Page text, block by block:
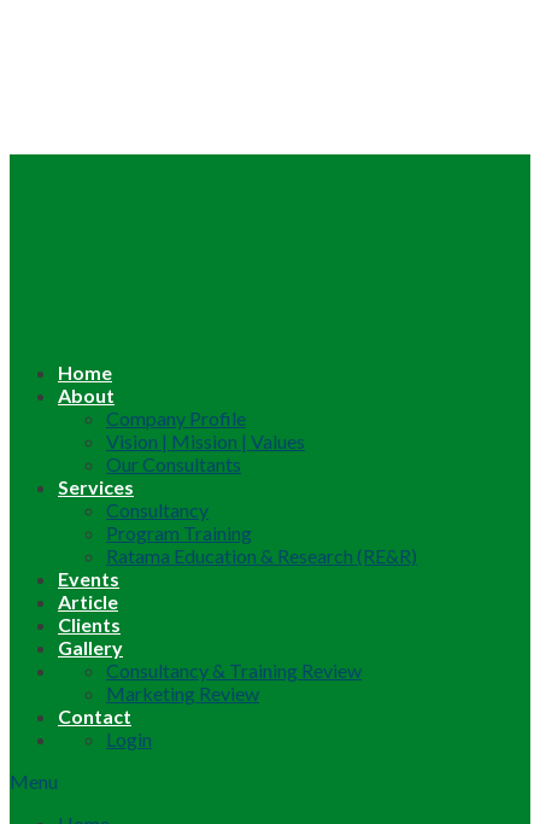
Home
About
Company Profile
Vision | Mission | Values
Our Consultants
Services
Consultancy
Program Training
Ratama Education & Research (RE&R)
Events
Article
Clients
Gallery
Consultancy & Training Review
Marketing Review
Contact
Login
Menu